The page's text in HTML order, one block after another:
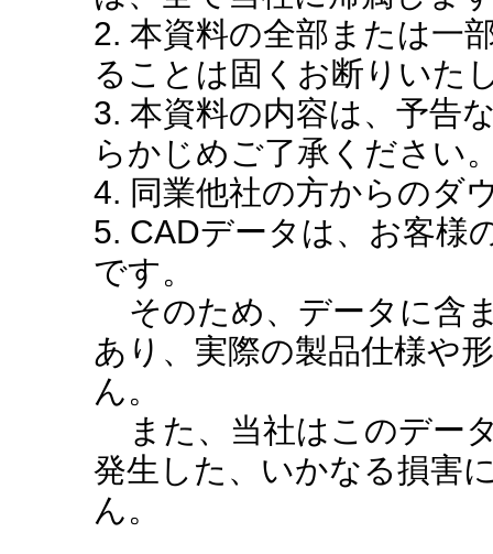
2. 本資料の全部または一
ることは固くお断りいた
3. 本資料の内容は、予告
らかじめご了承ください
4. 同業他社の方からのダ
5. CADデータは、お客様
です。
そのため、データに含
あり、実際の製品仕様や
ん。
また、当社はこのデー
発生した、いかなる損害
ん。